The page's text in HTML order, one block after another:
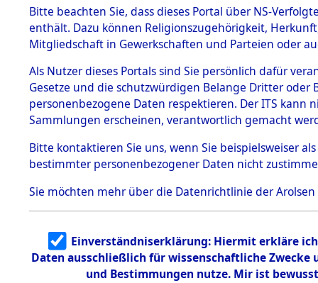
BESTÄNDE
1.
mente
5. Verschiedenes
5.3
Todesmärsche
5.3.1 Alliierte
Erhebungen
zu
Todesmärsch
en
5.3.2
Identifizierun
g
5.3.3
Todesmärsch
auf dem
vorm
Neustadt
0001
Bitte beachten Sie, dass dieses Portal über NS-
enthält. Dazu können Religionszugehörigkeit,
Mitgliedschaft in Gewerkschaften und Parteien oder
Als Nutzer dieses Portals sind Sie persönlich dafür
Gesetze und die schutzwürdigen Belange Dritter
personenbezogene Daten respektieren. Der ITS
Sammlungen erscheinen, verantwortlich gemacht
Bitte kontaktieren Sie uns, wenn Sie beispielsweiser
bestimmter personenbezogener Daten nicht
Sie möchten mehr über die Datenrichtlinie der Arolsen
Einverständniserklärung: Hiermit erkläre
Daten ausschließlich für wissenschaftliche
und Bestimmungen nutze. Mir ist